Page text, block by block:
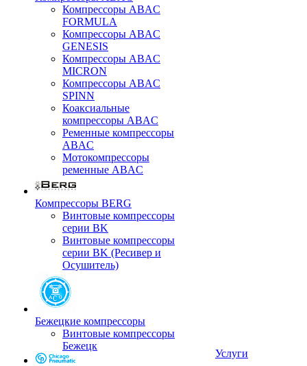
Компрессоры ABAC
FORMULA
Компрессоры ABAC
GENESIS
Компрессоры ABAC
MICRON
Компрессоры ABAC
SPINN
Коаксиальные
компрессоры ABAC
Ременные компрессоры
ABAC
Мотокомпрессоры
ременные ABAC
Компрессоры BERG
Винтовые компрессоры
серии BK
Винтовые компрессоры
серии BK (Ресивер и
Осушитель)
Бежецкие компрессоры
Винтовые компрессоры
Бежецк
Услуги